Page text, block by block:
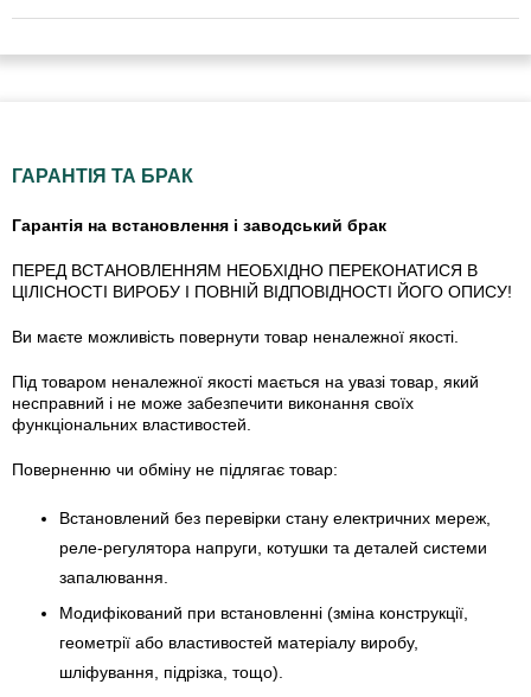
ГАРАНТІЯ ТА БРАК
Гарантія на встановлення і заводський брак
ПЕРЕД ВСТАНОВЛЕННЯМ НЕОБХІДНО ПЕРЕКОНАТИСЯ В
ЦІЛІСНОСТІ ВИРОБУ І ПОВНІЙ ВІДПОВІДНОСТІ ЙОГО ОПИСУ!
Ви маєте можливість повернути товар неналежної якості.
Під товаром неналежної якості мається на увазі товар, який
несправний і не може забезпечити виконання своїх
функціональних властивостей.
Поверненню чи обміну не підлягає товар:
Встановлений без перевірки стану електричних мереж,
реле-регулято­ра напруги, котушки та деталей системи
запалювання.
Модифікований при встановленні (зміна конструкції,
геометрії або властивостей матеріалу виробу,
шліфування, підрізка, тощо).